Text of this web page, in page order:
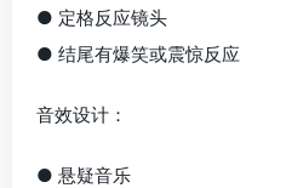
● 定格反应镜头
● 结尾有爆笑或震惊反应
音效设计：
● 悬疑音乐